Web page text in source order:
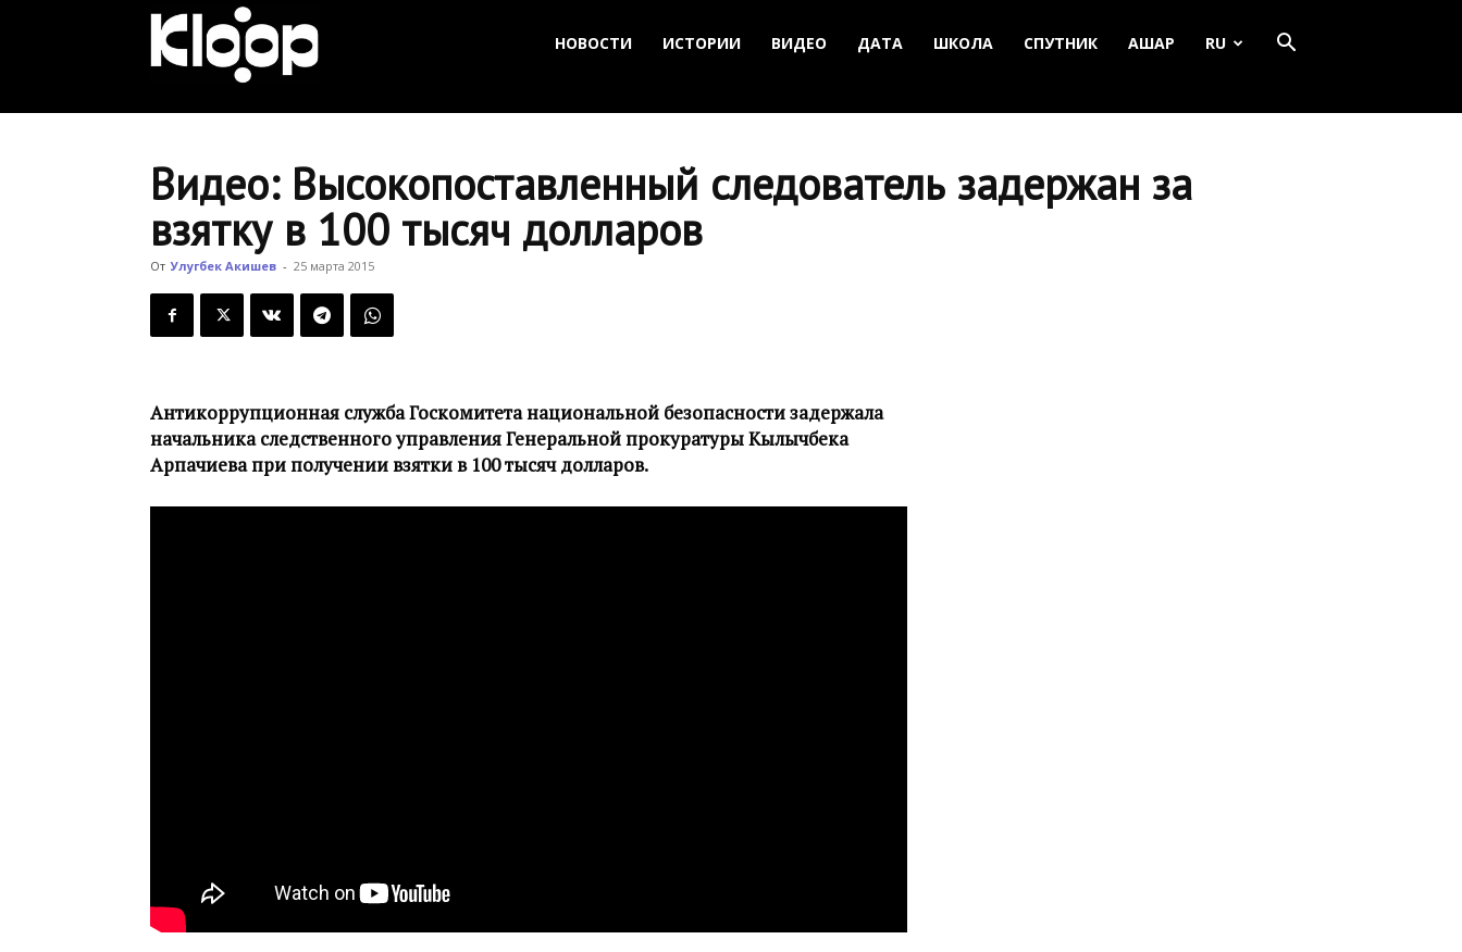
Новости
Кыргызстана
НОВОСТИ ИСТОРИИ ВИДЕО ДАТА ШКОЛА СПУТНИК АШАР RU
Видео: Высокопоставленный следователь задержан за
взятку в 100 тысяч долларов
От Улугбек Акишев - 25 марта 2015
Антикоррупционная служба Госкомитета национальной безопасности задержала
начальника следственного управления Генеральной прокуратуры Кылычбека
Арпачиева при получении взятки в 100 тысяч долларов.